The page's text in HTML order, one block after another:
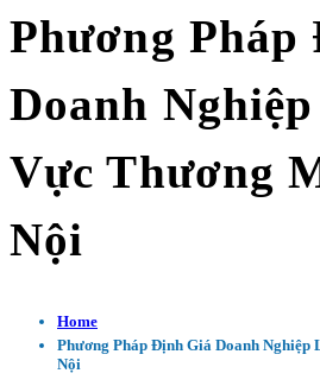
Phương
Doanh
Vực Thương
Nội
Home
Phương Pháp Định Giá Doanh
Nội